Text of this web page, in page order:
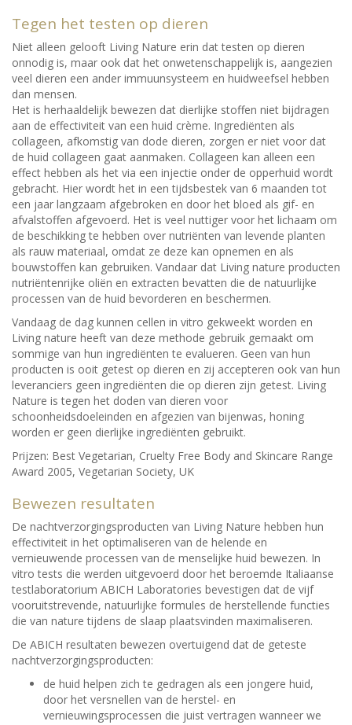
Tegen het testen op dieren
Niet alleen gelooft Living Nature erin dat testen op dieren
onnodig is, maar ook dat het onwetenschappelijk is, aangezien
veel dieren een ander immuunsysteem en huidweefsel hebben
dan mensen.
Het is herhaaldelijk bewezen dat dierlijke stoffen niet bijdragen
aan de effectiviteit van een huid crème. Ingrediënten als
collageen, afkomstig van dode dieren, zorgen er niet voor dat
de huid collageen gaat aanmaken. Collageen kan alleen een
effect hebben als het via een injectie onder de opperhuid wordt
gebracht. Hier wordt het in een tijdsbestek van 6 maanden tot
een jaar langzaam afgebroken en door het bloed als gif- en
afvalstoffen afgevoerd. Het is veel nuttiger voor het lichaam om
de beschikking te hebben over nutriënten van levende planten
als rauw materiaal, omdat ze deze kan opnemen en als
bouwstoffen kan gebruiken. Vandaar dat Living nature producten
nutriëntenrijke oliën en extracten bevatten die de natuurlijke
processen van de huid bevorderen en beschermen.
Vandaag de dag kunnen cellen in vitro gekweekt worden en
Living nature heeft van deze methode gebruik gemaakt om
sommige van hun ingrediënten te evalueren. Geen van hun
producten is ooit getest op dieren en zij accepteren ook van hun
leveranciers geen ingrediënten die op dieren zijn getest. Living
Nature is tegen het doden van dieren voor
schoonheidsdoeleinden en afgezien van bijenwas, honing
worden er geen dierlijke ingrediënten gebruikt.
Prijzen: Best Vegetarian, Cruelty Free Body and Skincare Range
Award 2005, Vegetarian Society, UK
Bewezen resultaten
De nachtverzorgingsproducten van Living Nature hebben hun
effectiviteit in het optimaliseren van de helende en
vernieuwende processen van de menselijke huid bewezen. In
vitro tests die werden uitgevoerd door het beroemde Italiaanse
testlaboratorium ABICH Laboratories bevestigen dat de vijf
vooruitstrevende, natuurlijke formules de herstellende functies
die van nature tijdens de slaap plaatsvinden maximaliseren.
De ABICH resultaten bewezen overtuigend dat de geteste
nachtverzorgingsproducten:
de huid helpen zich te gedragen als een jongere huid,
door het versnellen van de herstel- en
vernieuwingsprocessen die juist vertragen wanneer we